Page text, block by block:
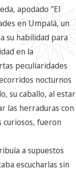
apodado "El
en Umpalá, un
su habilidad para
en la
peculiaridades
nocturnos
su caballo, al estar
las herraduras con
curiosos, fueron
a supuestos
escucharlas sin